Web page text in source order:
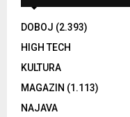
DOBOJ (2.393)
HIGH TECH
KULTURA
MAGAZIN (1.113)
NAJAVA